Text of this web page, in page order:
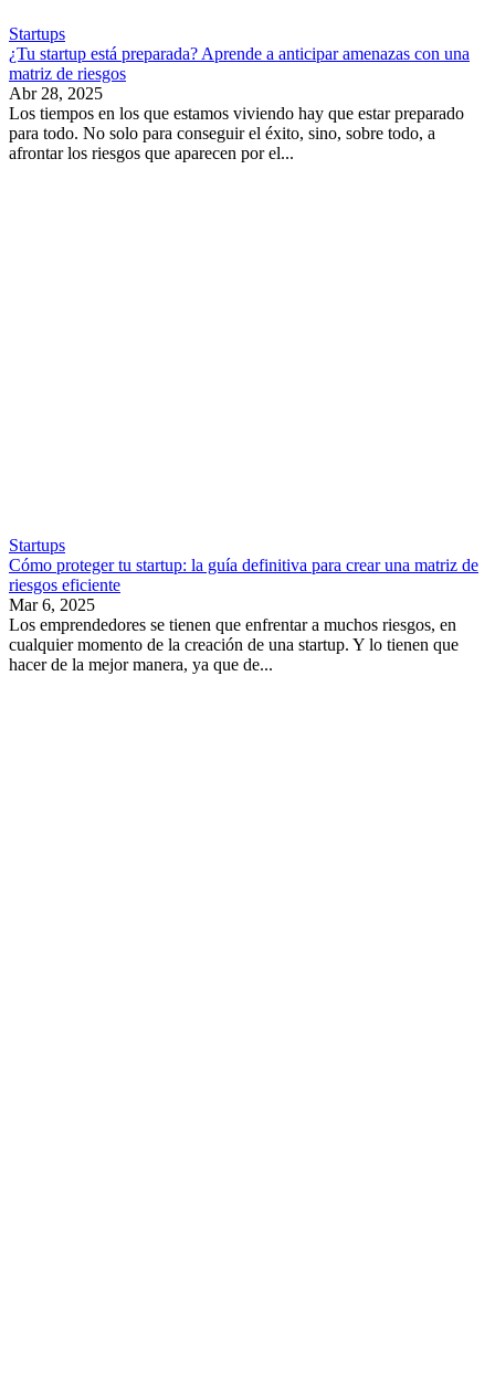
Startups
¿Tu startup está preparada? Aprende a anticipar amenazas con una
matriz de riesgos
Abr 28, 2025
Los tiempos en los que estamos viviendo hay que estar preparado
para todo. No solo para conseguir el éxito, sino, sobre todo, a
afrontar los riesgos que aparecen por el...
Startups
Cómo proteger tu startup: la guía definitiva para crear una matriz de
riesgos eficiente
Mar 6, 2025
Los emprendedores se tienen que enfrentar a muchos riesgos, en
cualquier momento de la creación de una startup. Y lo tienen que
hacer de la mejor manera, ya que de...